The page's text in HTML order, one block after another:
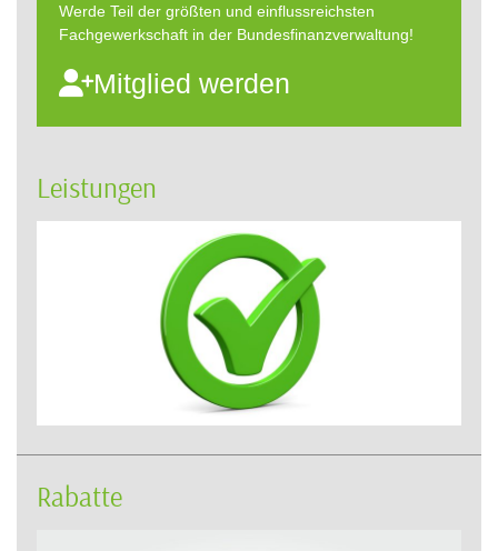
Werde Teil der größten und einflussreichsten
Fachgewerkschaft in der Bundesfinanzverwaltung!
Mitglied werden
Leistungen
Rabatte